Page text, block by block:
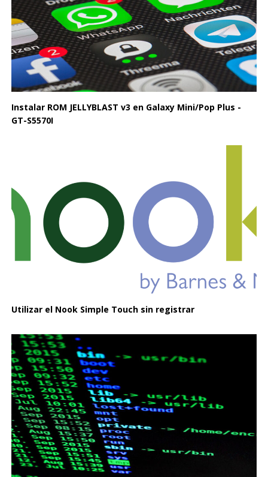
Instalar ROM JELLYBLAST v3 en Galaxy Mini/Pop Plus -
GT-S5570I
Utilizar el Nook Simple Touch sin registrar